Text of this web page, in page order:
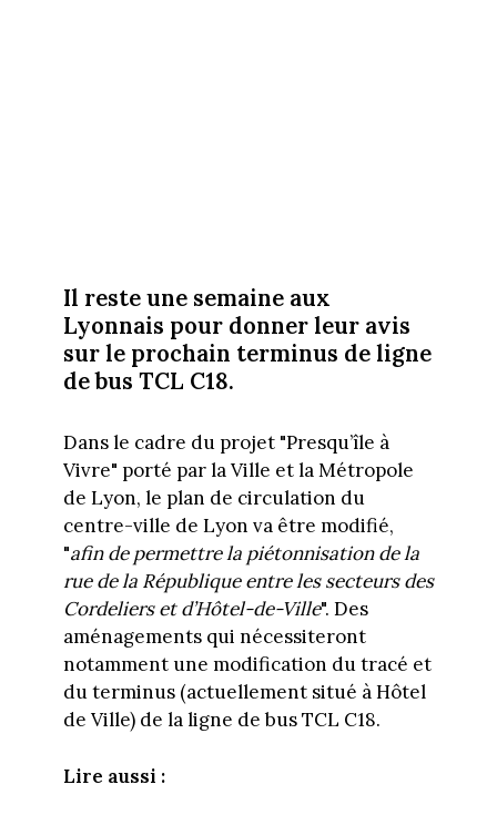
Il reste une semaine aux
Lyonnais pour donner leur avis
sur le prochain terminus de ligne
de bus TCL C18.
Dans le cadre du projet "Presqu’île à
Vivre" porté par la Ville et la Métropole
de Lyon, le plan de circulation du
centre-ville de Lyon va être modifié,
"afin de permettre la piétonnisation de la
rue de la République entre les secteurs des
Cordeliers et d’Hôtel-de-Ville". Des
aménagements qui nécessiteront
notamment une modification du tracé et
du terminus (actuellement situé à Hôtel
de Ville) de la ligne de bus TCL C18.
Lire aussi :